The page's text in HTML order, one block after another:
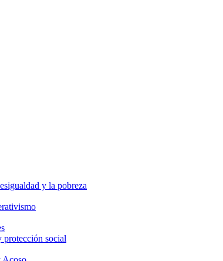
y la pobreza
protección social